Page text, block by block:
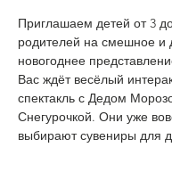
Приглашаем детей от 3
родителей на смешное и
новогоднее
Вас ждёт весёлый
спектакль с Дедом
Снегурочкой. Они уже
выбирают сувениры для